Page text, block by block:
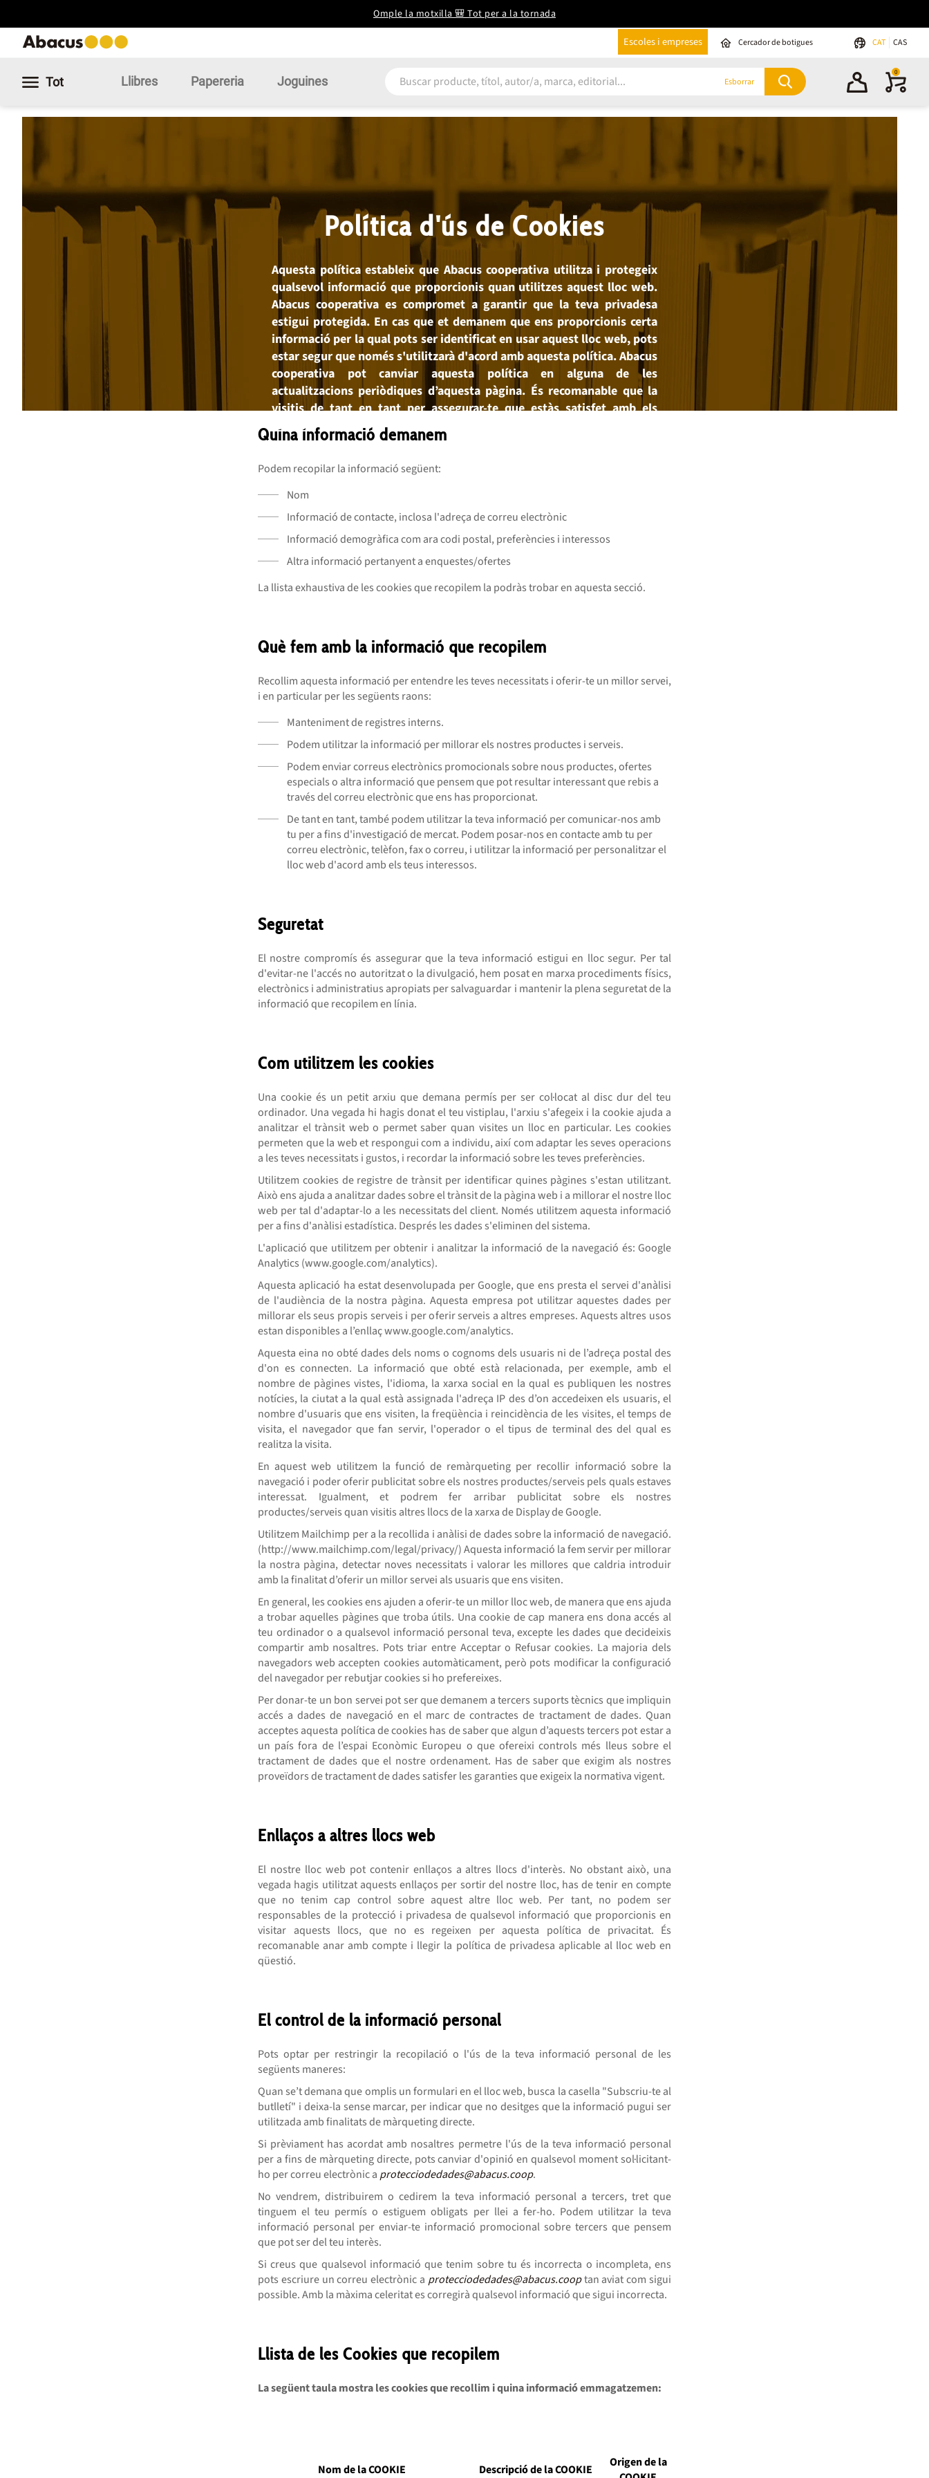
Omple la motxilla 🎒 Tot per a la tornada
Escoles i empreses Cercador de botigues CAT CAS
Tot Llibres Papereria Joguines Esborrar
0
Política d'ús de Cookies
Aquesta política estableix que Abacus cooperativa utilitza i protegeix
qualsevol informació que proporcionis quan utilitzes aquest lloc web.
Abacus cooperativa es compromet a garantir que la teva privadesa
estigui protegida. En cas que et demanem que ens proporcionis certa
informació per la qual pots ser identificat en usar aquest lloc web, pots
estar segur que només s'utilitzarà d'acord amb aquesta política. Abacus
cooperativa pot canviar aquesta política en alguna de les
actualitzacions periòdiques d’aquesta pàgina. És recomanable que la
visitis de tant en tant per assegurar-te que estàs satisfet amb els
canvis.
Quina informació demanem
Podem recopilar la informació següent:
Nom
Informació de contacte, inclosa l'adreça de correu electrònic
Informació demogràfica com ara codi postal, preferències i interessos
Altra informació pertanyent a enquestes/ofertes
La llista exhaustiva de les cookies que recopilem la podràs trobar en aquesta secció.
Què fem amb la informació que recopilem
Recollim aquesta informació per entendre les teves necessitats i oferir-te un millor servei,
i en particular per les següents raons:
Manteniment de registres interns.
Podem utilitzar la informació per millorar els nostres productes i serveis.
Podem enviar correus electrònics promocionals sobre nous productes, ofertes
especials o altra informació que pensem que pot resultar interessant que rebis a
través del correu electrònic que ens has proporcionat.
De tant en tant, també podem utilitzar la teva informació per comunicar-nos amb
tu per a fins d'investigació de mercat. Podem posar-nos en contacte amb tu per
correu electrònic, telèfon, fax o correu, i utilitzar la informació per personalitzar el
lloc web d'acord amb els teus interessos.
Seguretat
El nostre compromís és assegurar que la teva informació estigui en lloc segur. Per tal
d'evitar-ne l'accés no autoritzat o la divulgació, hem posat en marxa procediments físics,
electrònics i administratius apropiats per salvaguardar i mantenir la plena seguretat de la
informació que recopilem en línia.
Com utilitzem les cookies
Una cookie és un petit arxiu que demana permís per ser col·locat al disc dur del teu
ordinador. Una vegada hi hagis donat el teu vistiplau, l'arxiu s'afegeix i la cookie ajuda a
analitzar el trànsit web o permet saber quan visites un lloc en particular. Les cookies
permeten que la web et respongui com a individu, així com adaptar les seves operacions
a les teves necessitats i gustos, i recordar la informació sobre les teves preferències.
Utilitzem cookies de registre de trànsit per identificar quines pàgines s'estan utilitzant.
Això ens ajuda a analitzar dades sobre el trànsit de la pàgina web i a millorar el nostre lloc
web per tal d'adaptar-lo a les necessitats del client. Només utilitzem aquesta informació
per a fins d'anàlisi estadística. Després les dades s'eliminen del sistema.
L'aplicació que utilitzem per obtenir i analitzar la informació de la navegació és: Google
Analytics (www.google.com/analytics).
Aquesta aplicació ha estat desenvolupada per Google, que ens presta el servei d'anàlisi
de l'audiència de la nostra pàgina. Aquesta empresa pot utilitzar aquestes dades per
millorar els seus propis serveis i per oferir serveis a altres empreses. Aquests altres usos
estan disponibles a l’enllaç www.google.com/analytics.
Aquesta eina no obté dades dels noms o cognoms dels usuaris ni de l’adreça postal des
d'on es connecten. La informació que obté està relacionada, per exemple, amb el
nombre de pàgines vistes, l'idioma, la xarxa social en la qual es publiquen les nostres
notícies, la ciutat a la qual està assignada l'adreça IP des d’on accedeixen els usuaris, el
nombre d'usuaris que ens visiten, la freqüència i reincidència de les visites, el temps de
visita, el navegador que fan servir, l'operador o el tipus de terminal des del qual es
realitza la visita.
En aquest web utilitzem la funció de remàrqueting per recollir informació sobre la
navegació i poder oferir publicitat sobre els nostres productes/serveis pels quals estaves
interessat. Igualment, et podrem fer arribar publicitat sobre els nostres
productes/serveis quan visitis altres llocs de la xarxa de Display de Google.
Utilitzem Mailchimp per a la recollida i anàlisi de dades sobre la informació de navegació.
(http://www.mailchimp.com/legal/privacy/) Aquesta informació la fem servir per millorar
la nostra pàgina, detectar noves necessitats i valorar les millores que caldria introduir
amb la finalitat d’oferir un millor servei als usuaris que ens visiten.
En general, les cookies ens ajuden a oferir-te un millor lloc web, de manera que ens ajuda
a trobar aquelles pàgines que troba útils. Una cookie de cap manera ens dona accés al
teu ordinador o a qualsevol informació personal teva, excepte les dades que decideixis
compartir amb nosaltres. Pots triar entre Acceptar o Refusar cookies. La majoria dels
navegadors web accepten cookies automàticament, però pots modificar la configuració
del navegador per rebutjar cookies si ho prefereixes.
Per donar-te un bon servei pot ser que demanem a tercers suports tècnics que impliquin
accés a dades de navegació en el marc de contractes de tractament de dades. Quan
acceptes aquesta política de cookies has de saber que algun d’aquests tercers pot estar a
un país fora de l’espai Econòmic Europeu o que ofereixi controls més lleus sobre el
tractament de dades que el nostre ordenament. Has de saber que exigim als nostres
proveïdors de tractament de dades satisfer les garanties que exigeix la normativa vigent.
Enllaços a altres llocs web
El nostre lloc web pot contenir enllaços a altres llocs d'interès. No obstant això, una
vegada hagis utilitzat aquests enllaços per sortir del nostre lloc, has de tenir en compte
que no tenim cap control sobre aquest altre lloc web. Per tant, no podem ser
responsables de la protecció i privadesa de qualsevol informació que proporcionis en
visitar aquests llocs, que no es regeixen per aquesta política de privacitat. És
recomanable anar amb compte i llegir la política de privadesa aplicable al lloc web en
qüestió.
El control de la informació personal
Pots optar per restringir la recopilació o l'ús de la teva informació personal de les
següents maneres:
Quan se’t demana que omplis un formulari en el lloc web, busca la casella "Subscriu-te al
butlletí" i deixa-la sense marcar, per indicar que no desitges que la informació pugui ser
utilitzada amb finalitats de màrqueting directe.
Si prèviament has acordat amb nosaltres permetre l'ús de la teva informació personal
per a fins de màrqueting directe, pots canviar d'opinió en qualsevol moment sol·licitant-
ho per correu electrònic a protecciodedades@abacus.coop.
No vendrem, distribuirem o cedirem la teva informació personal a tercers, tret que
tinguem el teu permís o estiguem obligats per llei a fer-ho. Podem utilitzar la teva
informació personal per enviar-te informació promocional sobre tercers que pensem
que pot ser del teu interès.
Si creus que qualsevol informació que tenim sobre tu és incorrecta o incompleta, ens
pots escriure un correu electrònic a protecciodedades@abacus.cooptan aviat com sigui
possible. Amb la màxima celeritat es corregirà qualsevol informació que sigui incorrecta.
Llista de les Cookies que recopilem
La següent taula mostra les cookies que recollim i quina informació emmagatzemen:
Nom de la COOKIE Descripció de la COOKIE
Origen de la